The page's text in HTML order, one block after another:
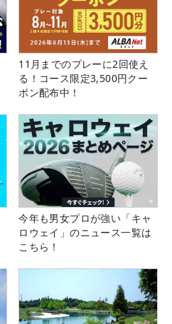
11月までのプレーに2回使え
る！コース限定3,500円クー
ポン配布中！
今年も男女プロが強い「キャ
ロウェイ」のニュース一覧は
こちら！